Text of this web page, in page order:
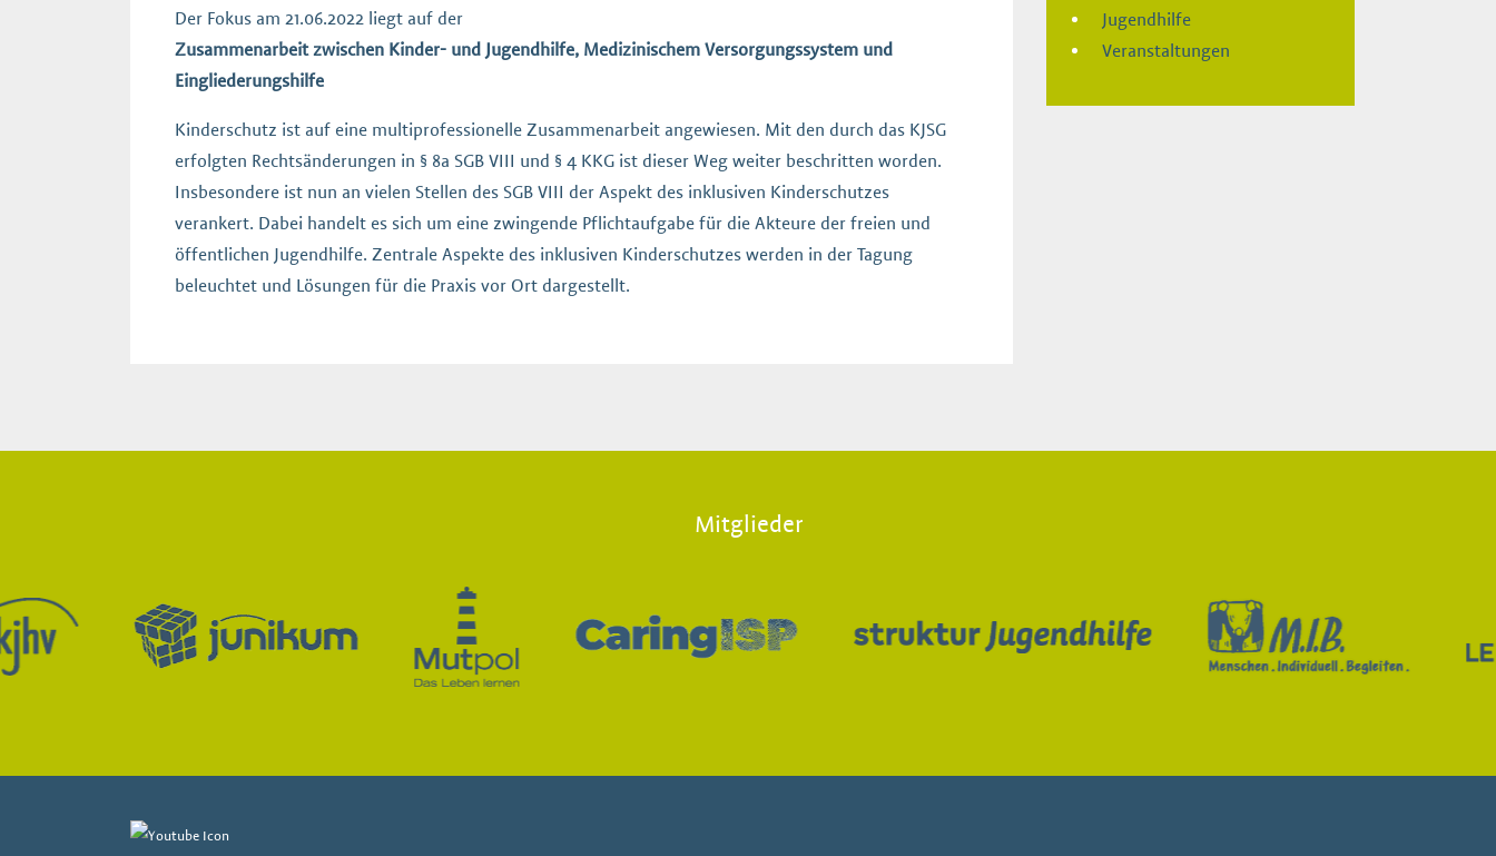
Der Fokus am 21.06.2022 liegt auf der
Zusammenarbeit zwischen Kinder- und Jugendhilfe, Medizinischem Versorgungssystem und
Eingliederungshilfe
Kinderschutz ist auf eine multiprofessionelle Zusammenarbeit angewiesen. Mit den durch das KJSG
erfolgten Rechtsänderungen in § 8a SGB VIII und § 4 KKG ist dieser Weg weiter beschritten worden.
Insbesondere ist nun an vielen Stellen des SGB VIII der Aspekt des inklusiven Kinderschutzes
verankert. Dabei handelt es sich um eine zwingende Pflichtaufgabe für die Akteure der freien und
öffentlichen Jugendhilfe. Zentrale Aspekte des inklusiven Kinderschutzes werden in der Tagung
beleuchtet und Lösungen für die Praxis vor Ort dargestellt.
Jugendhilfe
Veranstaltungen
Mitglieder